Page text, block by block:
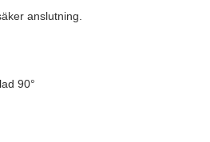
anslutning.
90°